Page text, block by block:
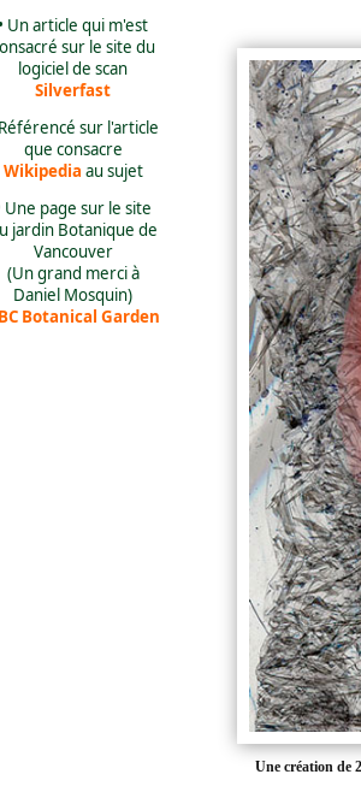
Une création de
• Un article qui m'est
sur le site du
logiciel de scan
Silverfast
sur l'article
que consacre
Wikipedia au sujet
Une page sur le site
jardin Botanique de
Vancouver
(Un grand merci à
Daniel Mosquin)
Botanical Garden